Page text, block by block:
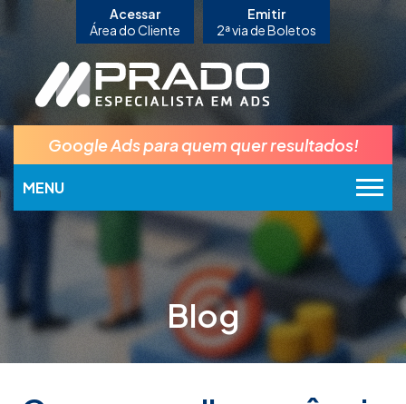
Acessar
Área do Cliente
Emitir
2ª via de Boletos
Google Ads para quem quer resultados!
MENU
Blog